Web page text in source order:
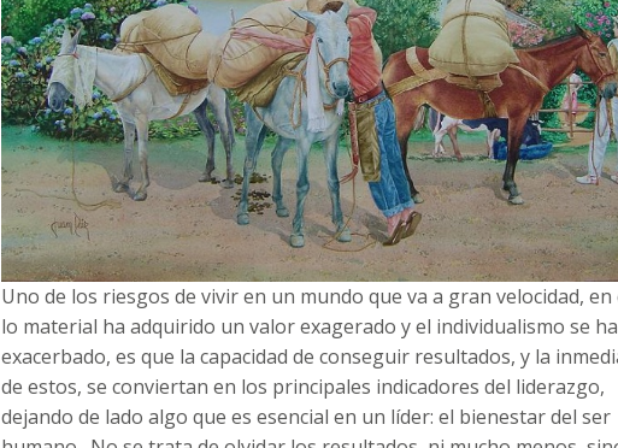
Uno de los riesgos de vivir en un mundo que va a gran velocidad, en
lo material ha adquirido un valor exagerado y el individualismo se ha
exacerbado, es que la capacidad de conseguir resultados, y la
de estos, se conviertan en los principales indicadores del liderazgo,
dejando de lado algo que es esencial en un líder: el bienestar del ser